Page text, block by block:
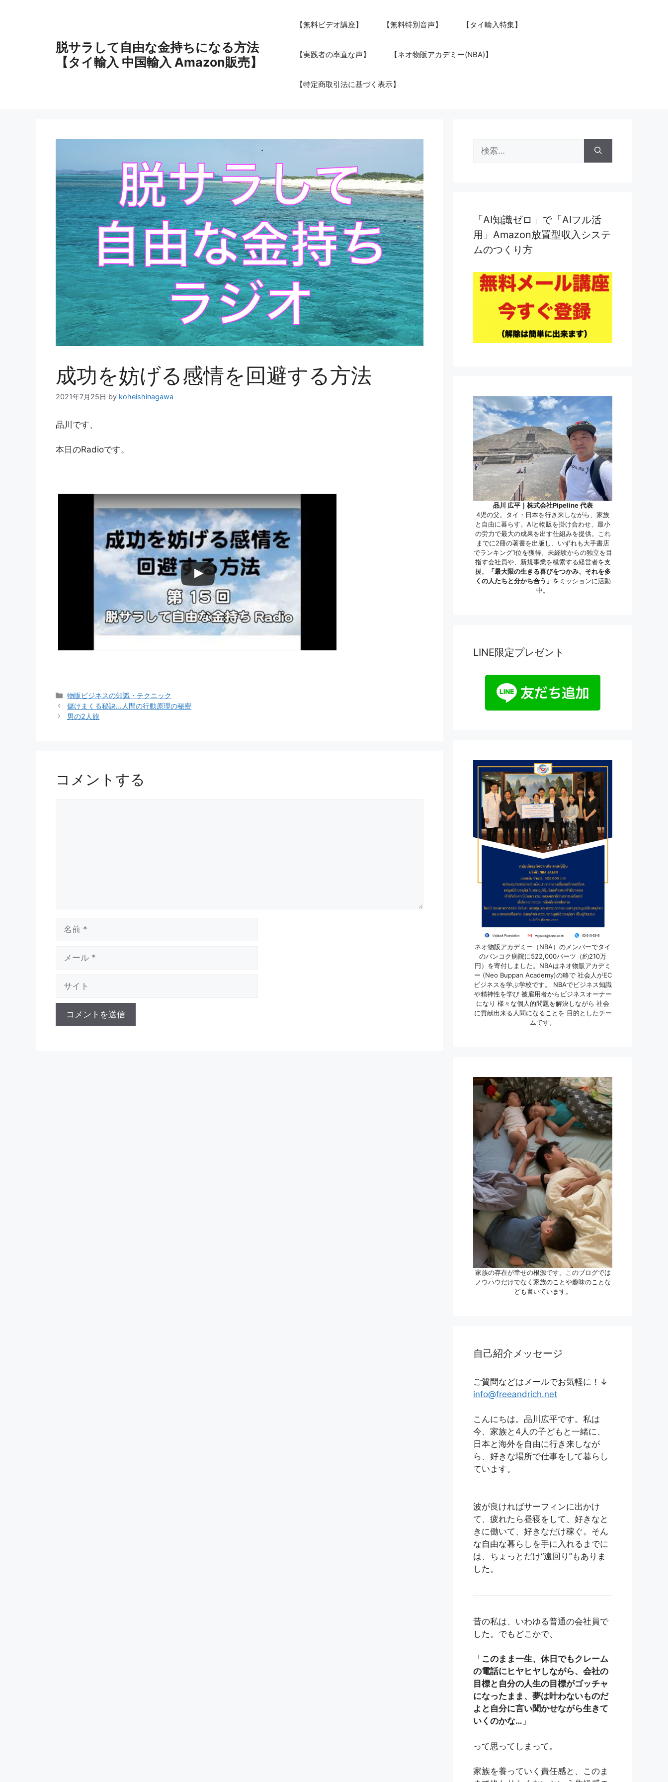
脱サラして自由な金持ちになる方法
【タイ輸入 中国輸入 Amazon販売】
【無料ビデオ講座】 【無料特別音声】 【タイ輸入特集】
【実践者の率直な声】 【ネオ物販アカデミー(NBA)】
【特定商取引法に基づく表示】
成功を妨げる感情を回避する方法
2021年7月25日 by koheishinagawa
品川です、
本日のRadioです。
カ
テ
ゴ
物販ビジネスの知識・テクニック
儲けまくる秘訣…人間の行動原理の秘密
男の2人旅
コメントする
ト
索:
「AI知識ゼロ」で「AIフル活
用」Amazon放置型収入システ
ムのつくり方
品川 広平｜株式会社Pipeline 代表
4児の父。タイ・日本を行き来しながら、家族
と自由に暮らす。AIと物販を掛け合わせ、最小
の労力で最大の成果を出す仕組みを提供。これ
までに2冊の著書を出版し、いずれも大手書店
でランキング1位を獲得。未経験からの独立を目
指す会社員や、新規事業を模索する経営者を支
援。
「最大限の生きる喜びをつかみ、それを多
くの人たちと分かち合う」 をミッションに活動
中。
LINE限定プレゼント
ネオ物販アカデミー（NBA）のメンバーでタイ
のバンコク病院に522,000バーツ（約210万
円）を寄付しました。NBAはネオ物販アカデミ
ー (Neo Buppan Academy)の略で 社会人がEC
ビジネスを学ぶ学校です。 NBAでビジネス知識
や精神性を学び 被雇用者からビジネスオーナー
になり 様々な個人的問題を解決しながら 社会
に貢献出来る人間になることを 目的としたチー
ムです。
家族の存在が幸せの根源です。このブログでは
ノウハウだけでなく家族のことや趣味のことな
ども書いています。
自己紹介メッセージ
ご質問などはメールでお気軽に！↓
info@freeandrich.net
こんにちは。品川広平です。私は
今、家族と4人の子どもと一緒に、
日本と海外を自由に行き来しなが
ら、好きな場所で仕事をして暮らし
ています。
波が良ければサーフィンに出かけ
て、疲れたら昼寝をして、好きなと
きに働いて、好きなだけ稼ぐ。そん
な自由な暮らしを手に入れるまでに
は、ちょっとだけ“遠回り”もありま
した。
昔の私は、いわゆる普通の会社員で
した。でもどこかで、
「 このまま一生、休日でもクレーム
の電話にヒヤヒヤしながら、会社の
目標と自分の人生の目標がゴッチャ
になったまま、夢は叶わないものだ
よと自分に言い聞かせながら生きて
いくのかな… 」
って思ってしまって。
家族を養っていく責任感と、このま